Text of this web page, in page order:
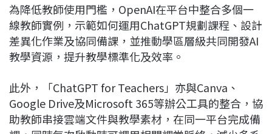
為降低教師使用門檻，OpenAI在平台中整合多個一
線教師實例，示範如何運用ChatGPT規劃課程、設計
差異化作業及協同備課，並推動學區層級共同開發AI
教學資源，提升教學標準化及效率。
此外，「ChatGPT for Teachers」亦與Canva、
Google Drive及Microsoft 365等辦公工具的整合，協
助教師串接雲端文件與教學素材，在同一平台完成備